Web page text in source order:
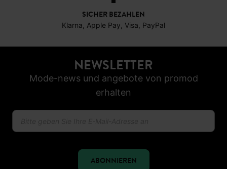
SICHER BEZAHLEN
Klarna, Apple Pay, Visa, PayPal
NEWSLETTER
Mode-news und angebote von promod
erhalten
ABONNIEREN